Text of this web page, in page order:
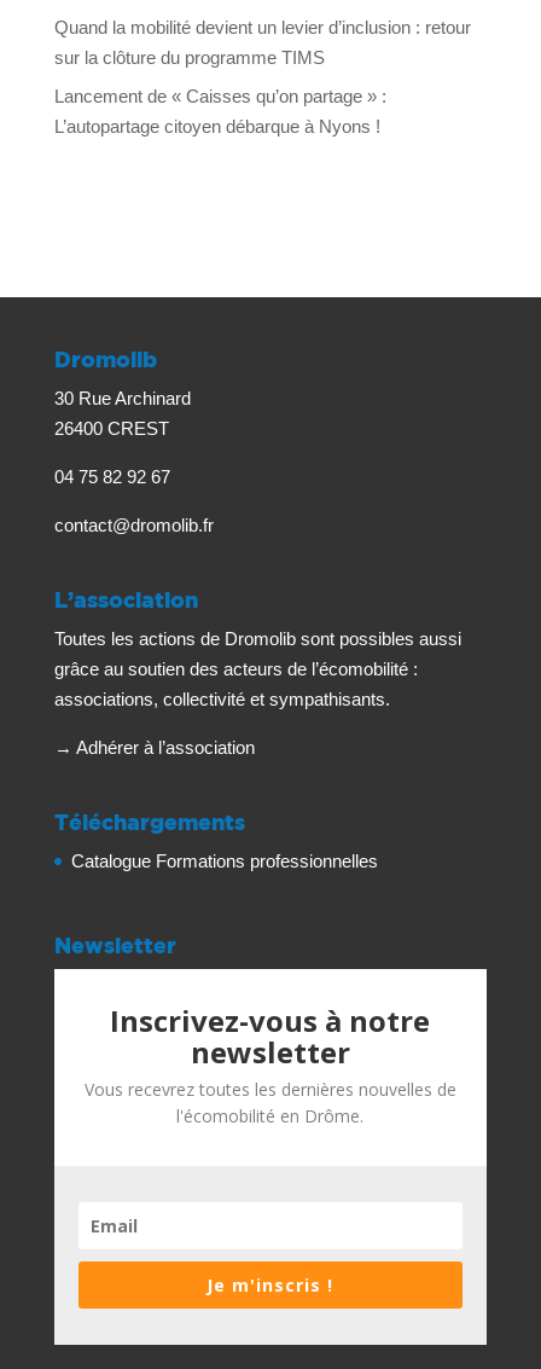
Quand la mobilité devient un levier d’inclusion : retour
sur la clôture du programme TIMS
Lancement de « Caisses qu’on partage » :
L’autopartage citoyen débarque à Nyons !
Dromolib
30 Rue Archinard
26400 CREST
04 75 82 92 67
contact@dromolib.fr
L’association
Toutes les actions de Dromolib sont possibles aussi
grâce au soutien des acteurs de l’écomobilité :
associations, collectivité et sympathisants.
→ Adhérer à l’association
Téléchargements
Catalogue Formations professionnelles
Newsletter
Inscrivez-vous à notre
newsletter
Vous recevrez toutes les dernières nouvelles de
l'écomobilité en Drôme.
Je m'inscris !